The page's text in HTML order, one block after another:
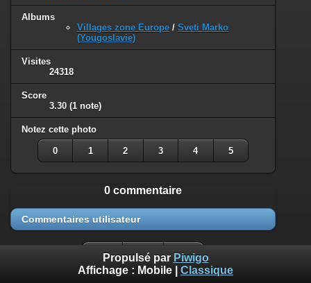
Albums
Villages zone Europe / Sveti Marko
(Yougoslavie)
Visites
24318
Score
3.30 (1 note)
Notez cette photo
0 1 2 3 4 5
0 commentaire
Commentaires utilisateur
Propulsé par Piwigo
Affichage : Mobile Classique